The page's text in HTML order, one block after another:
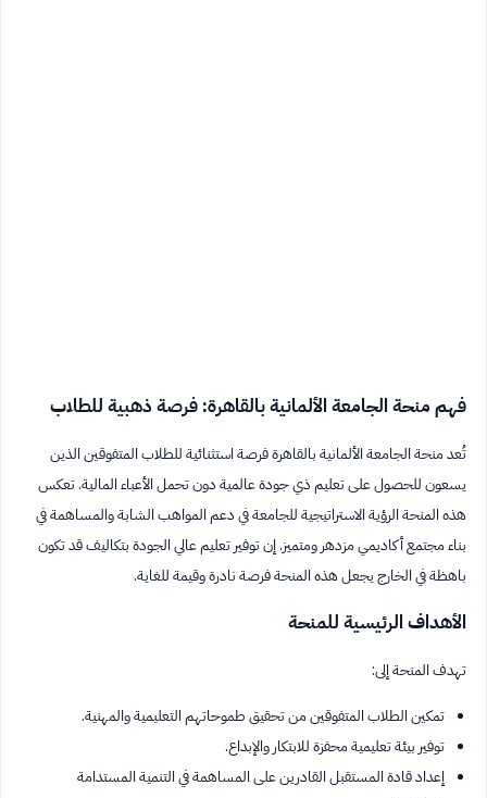
فهم منحة الجامعة الألمانية بالقاهرة: فرصة ذهبية للطلاب
تُعد منحة الجامعة الألمانية بالقاهرة فرصة استثنائية للطلاب المتفوقين الذين
يسعون للحصول على تعليم ذي جودة عالمية دون تحمل الأعباء المالية. تعكس
هذه المنحة الرؤية الاستراتيجية للجامعة في دعم المواهب الشابة والمساهمة في
بناء مجتمع أكاديمي مزدهر ومتميز. إن توفير تعليم عالي الجودة بتكاليف قد تكون
باهظة في الخارج يجعل هذه المنحة فرصة نادرة وقيمة للغاية.
الأهداف الرئيسية للمنحة
تهدف المنحة إلى:
تمكين الطلاب المتفوقين من تحقيق طموحاتهم التعليمية والمهنية.
توفير بيئة تعليمية محفزة للابتكار والإبداع.
إعداد قادة المستقبل القادرين على المساهمة في التنمية المستدامة